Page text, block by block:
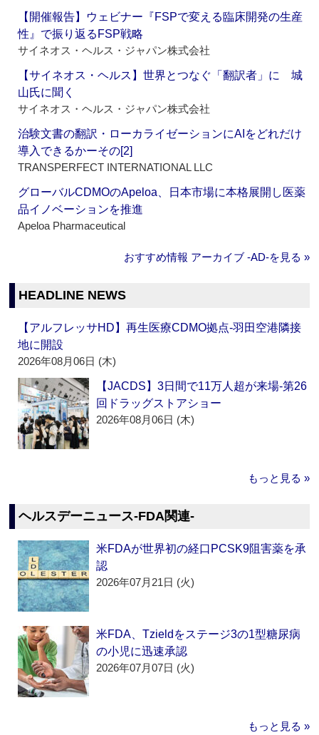
【開催報告】ウェビナー『FSPで変える臨床開発の生産
性』で振り返るFSP戦略
サイネオス・ヘルス・ジャパン株式会社
【サイネオス・ヘルス】世界とつなぐ「翻訳者」に 城
山氏に聞く
サイネオス・ヘルス・ジャパン株式会社
治験文書の翻訳・ローカライゼーションにAIをどれだけ
導入できるかーその[2]
TRANSPERFECT INTERNATIONAL LLC
グローバルCDMOのApeloa、日本市場に本格展開し医薬
品イノベーションを推進
Apeloa Pharmaceutical
おすすめ情報 アーカイブ ‐AD‐を見る »
HEADLINE NEWS
【アルフレッサHD】再生医療CDMO拠点‐羽田空港隣接
地に開設
2026年08月06日 (木)
【JACDS】3日間で11万人超が来場‐第26
回ドラッグストアショー
2026年08月06日 (木)
もっと見る »
ヘルスデーニュース‐FDA関連‐
米FDAが世界初の経口PCSK9阻害薬を承
認
2026年07月21日 (火)
米FDA、Tzieldをステージ3の1型糖尿病
の小児に迅速承認
2026年07月07日 (火)
もっと見る »